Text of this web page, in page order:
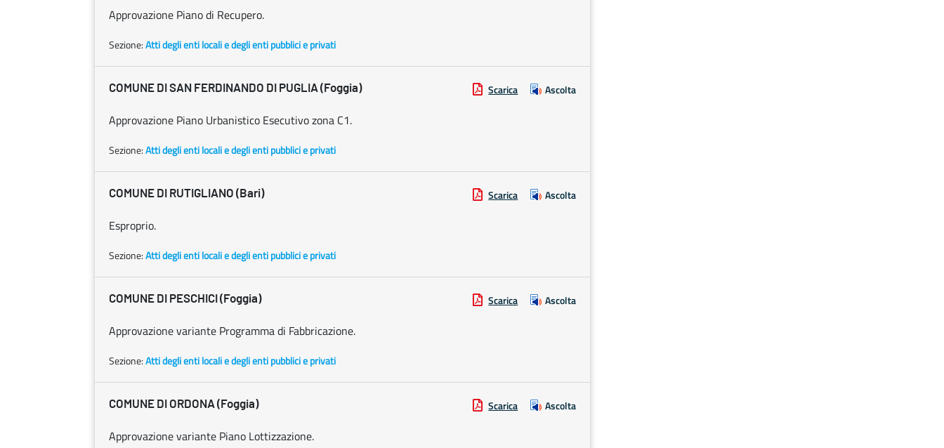
Approvazione Piano di Recupero.
Sezione:Atti degli enti locali e degli enti pubblici e privati
COMUNE DI SAN FERDINANDO DI PUGLIA (Foggia) Scarica Ascolta
Approvazione Piano Urbanistico Esecutivo zona C1.
Sezione:Atti degli enti locali e degli enti pubblici e privati
COMUNE DI RUTIGLIANO (Bari) Scarica Ascolta
Esproprio.
Sezione:Atti degli enti locali e degli enti pubblici e privati
COMUNE DI PESCHICI (Foggia) Scarica Ascolta
Approvazione variante Programma di Fabbricazione.
Sezione:Atti degli enti locali e degli enti pubblici e privati
COMUNE DI ORDONA (Foggia) Scarica Ascolta
Approvazione variante Piano Lottizzazione.